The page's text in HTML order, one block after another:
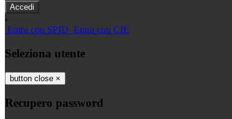
-
Entra con SPID Entra con CIE
Seleziona utente
button close ×
Recupero password